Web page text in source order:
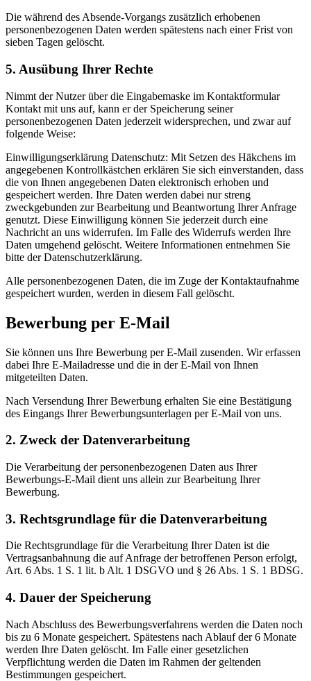
Die während des Absende-Vorgangs zusätzlich erhobenen
personenbezogenen Daten werden spätestens nach einer Frist von
sieben Tagen gelöscht.
5. Ausübung Ihrer Rechte
Nimmt der Nutzer über die Eingabemaske im Kontaktformular
Kontakt mit uns auf, kann er der Speicherung seiner
personenbezogenen Daten jederzeit widersprechen, und zwar auf
folgende Weise:
Einwilligungserklärung Datenschutz: Mit Setzen des Häkchens im
angegebenen Kontrollkästchen erklären Sie sich einverstanden, dass
die von Ihnen angegebenen Daten elektronisch erhoben und
gespeichert werden. Ihre Daten werden dabei nur streng
zweckgebunden zur Bearbeitung und Beantwortung Ihrer Anfrage
genutzt. Diese Einwilligung können Sie jederzeit durch eine
Nachricht an uns widerrufen. Im Falle des Widerrufs werden Ihre
Daten umgehend gelöscht. Weitere Informationen entnehmen Sie
bitte der Datenschutzerklärung.
Alle personenbezogenen Daten, die im Zuge der Kontaktaufnahme
gespeichert wurden, werden in diesem Fall gelöscht.
Bewerbung per E-Mail
Sie können uns Ihre Bewerbung per E-Mail zusenden. Wir erfassen
dabei Ihre E-Mailadresse und die in der E-Mail von Ihnen
mitgeteilten Daten.
Nach Versendung Ihrer Bewerbung erhalten Sie eine Bestätigung
des Eingangs Ihrer Bewerbungsunterlagen per E-Mail von uns.
2. Zweck der Datenverarbeitung
Die Verarbeitung der personenbezogenen Daten aus Ihrer
Bewerbungs-E-Mail dient uns allein zur Bearbeitung Ihrer
Bewerbung.
3. Rechtsgrundlage für die Datenverarbeitung
Die Rechtsgrundlage für die Verarbeitung Ihrer Daten ist die
Vertragsanbahnung die auf Anfrage der betroffenen Person erfolgt,
Art. 6 Abs. 1 S. 1 lit. b Alt. 1 DSGVO und § 26 Abs. 1 S. 1 BDSG.
4. Dauer der Speicherung
Nach Abschluss des Bewerbungsverfahrens werden die Daten noch
bis zu 6 Monate gespeichert. Spätestens nach Ablauf der 6 Monate
werden Ihre Daten gelöscht. Im Falle einer gesetzlichen
Verpflichtung werden die Daten im Rahmen der geltenden
Bestimmungen gespeichert.